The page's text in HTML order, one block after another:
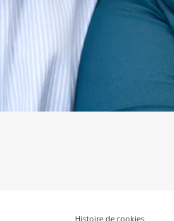
Histoire de cookies